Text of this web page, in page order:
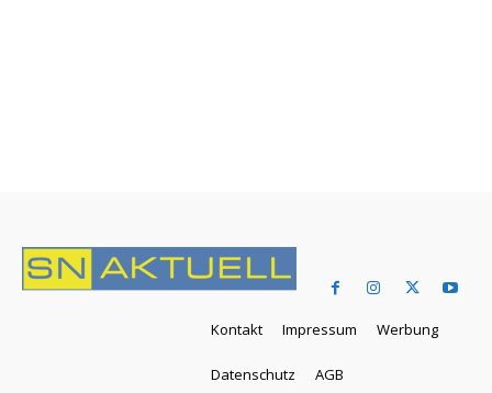
Kontakt Impressum Werbung
Datenschutz AGB